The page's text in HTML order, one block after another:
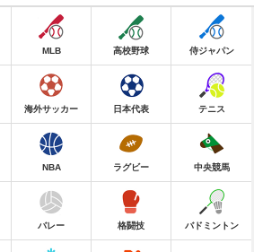
MLB 高校野球 侍ジャパン
海外サッカー 日本代表 テニス
NBA ラグビー 中央競馬
バレー 格闘技 バドミントン